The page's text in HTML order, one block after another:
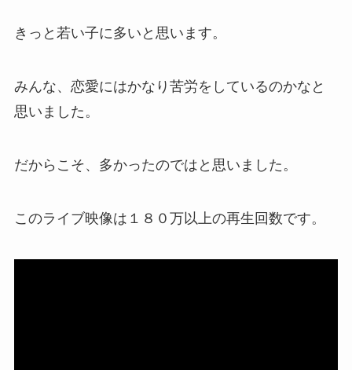
きっと若い子に多いと思います。
みんな、恋愛にはかなり苦労をしているのかなと
思いました。
だからこそ、多かったのではと思いました。
このライブ映像は１８０万以上の再生回数です。